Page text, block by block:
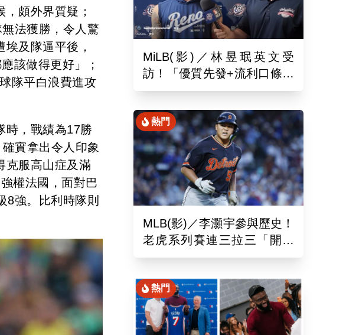
頗外界質疑；
法獲勝，令人驚
及隊逼平後，
該做得更好」；
隊平白浪費進攻
時，戰績為17勝
實拿出令人印象
克服高山症及滿
權法國，面對巴
8強。比利時隊則
MiLB(影)／林昱珉英文受
訪！「優質先發+流利口條」
被讚爆 網：有Ray的感覺
熱門
MLB(影)／李灝宇參與歷史！
老虎系列賽連三拉三「開對
手魯閣」追平130年偉業
熱門